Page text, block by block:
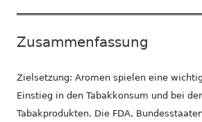
Zusammenfassung
Zielsetzung: Aromen spielen eine
Einstieg in den Tabakkonsum und bei
Tabakprodukten. Die FDA,